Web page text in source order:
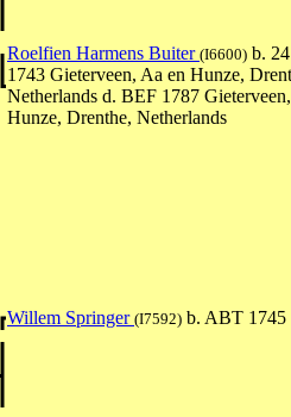
Roelfien Harmens Buiter (I6600) b.
1743 Gieterveen, Aa en Hunze,
Netherlands d. BEF 1787
Hunze, Drenthe, Netherlands
Willem Springer (I7592) b. ABT 1745